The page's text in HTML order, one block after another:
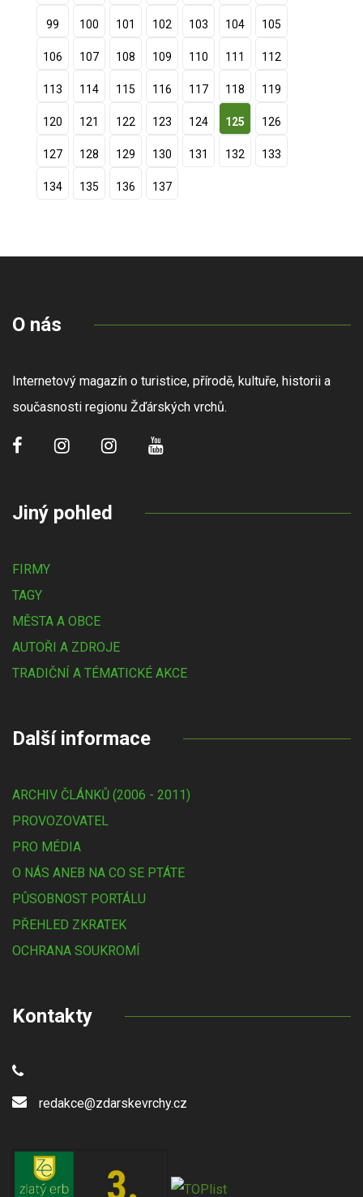
99 100 101 102 103 104 105
106 107 108 109 110 111 112
113 114 115 116 117 118 119
120 121 122 123 124 125 126
127 128 129 130 131 132 133
134 135 136 137
O nás
Internetový magazín o turistice, přírodě, kultuře, historii a
současnosti regionu Žďárských vrchů.
Jiný pohled
FIRMY
TAGY
MĚSTA A OBCE
AUTOŘI A ZDROJE
TRADIČNÍ A TÉMATICKÉ AKCE
Další informace
ARCHIV ČLÁNKŮ (2006 - 2011)
PROVOZOVATEL
PRO MÉDIA
O NÁS ANEB NA CO SE PTÁTE
PŮSOBNOST PORTÁLU
PŘEHLED ZKRATEK
OCHRANA SOUKROMÍ
Kontakty
redakce@zdarskevrchy.cz